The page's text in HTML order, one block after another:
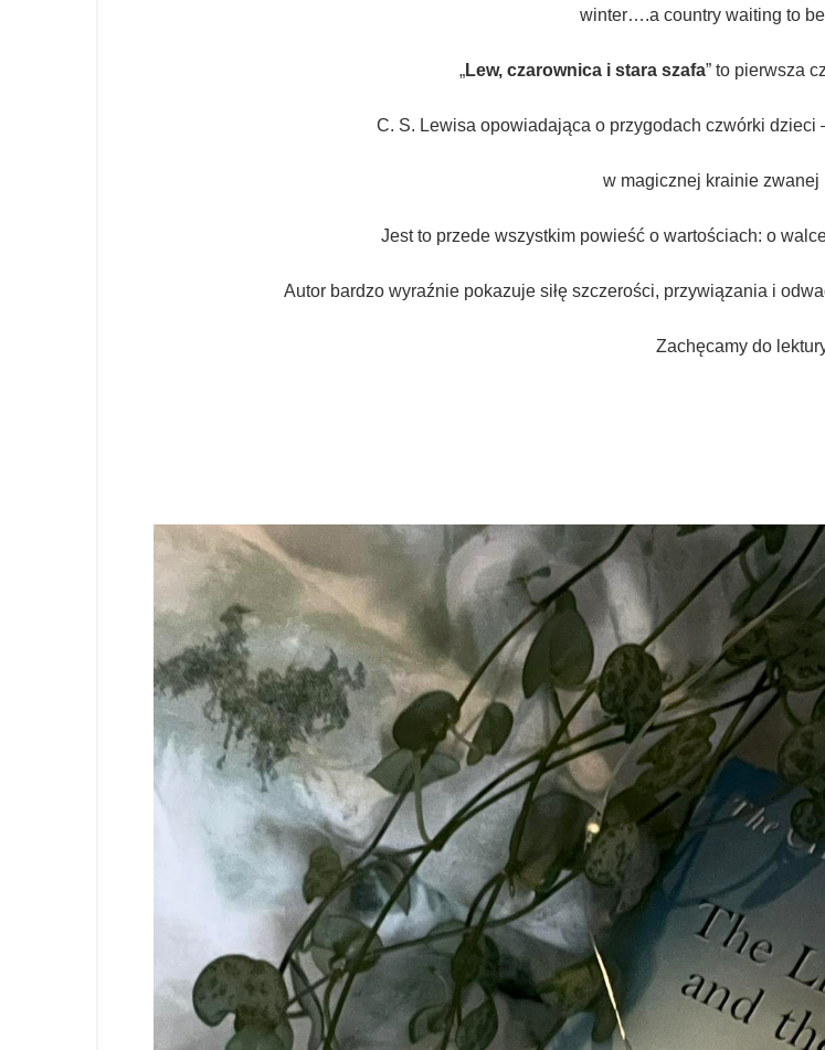
winter….a country waiting to
„Lew, czarownica i stara szafa” to pierwsza
C. S. Lewisa opowiadająca o przygodach czwórki dzieci
w magicznej krainie zwanej
Jest to przede wszystkim powieść o wartościach: o
Autor bardzo wyraźnie pokazuje siłę szczerości, przywiązania i
Zachęcamy do